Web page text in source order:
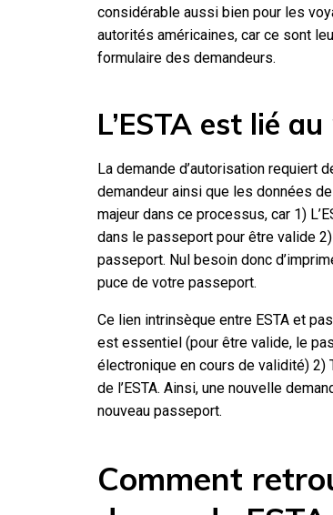
considérable aussi bien pour les
autorités américaines, car ce sont
formulaire des demandeurs.
L’ESTA est lié
La demande d’autorisation requiert
demandeur ainsi que les données
majeur dans ce processus, car 1)
dans le passeport pour être valide
passeport. Nul besoin donc
puce de votre passeport.
Ce lien intrinsèque entre ESTA et
est essentiel (pour être valide, le
électronique en cours de validité) 2)
de l’ESTA. Ainsi, une nouvelle
nouveau passeport.
Comment